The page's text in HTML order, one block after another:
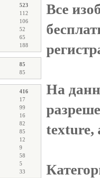
523
112
106
52
65
188
85
85
416
17
99
16
82
85
12
9
58
5
33
Все
На
texture,